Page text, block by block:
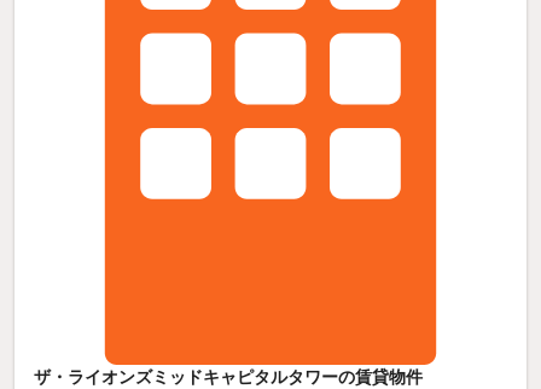
ザ・ライオンズミッドキャピタルタワーの賃貸物件